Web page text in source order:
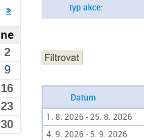
typ akce:
Datum
1. 8. 2026 - 25. 8. 2026
4. 9. 2026 - 5. 9. 2026
ne
2
9
16
23
30